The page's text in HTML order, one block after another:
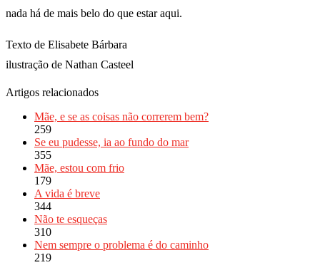
nada há de mais belo do que estar aqui.
Texto de Elisabete Bárbara
ilustração de Nathan Casteel
Artigos relacionados
Mãe, e se as coisas não correrem bem?
259
Se eu pudesse, ia ao fundo do mar
355
Mãe, estou com frio
179
A vida é breve
344
Não te esqueças
310
Nem sempre o problema é do caminho
219